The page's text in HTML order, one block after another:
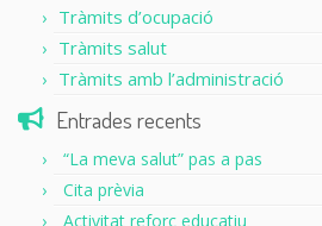
Tràmits d’ocupació
Tràmits salut
Tràmits amb l’administració
Entrades recents
“La meva salut” pas a pas
Cita prèvia
Activitat reforç educatiu